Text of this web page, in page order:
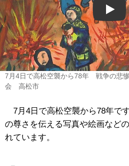
Play
7月4日で高松空襲から78年 戦争の悲
会 高松市
7月4日で高松空襲から78年で
の尊さを伝える写真や絵画など
れています。